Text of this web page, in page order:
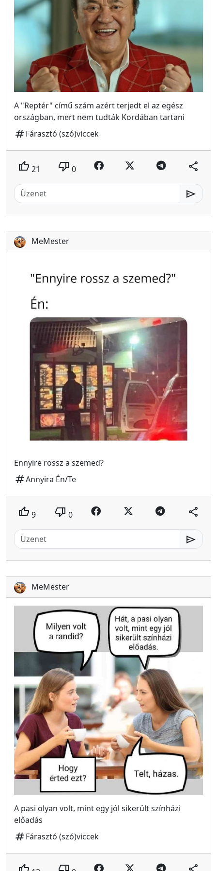
A "Reptér" című szám azért terjedt el az egész
országban, mert nem tudták Kordában tartani
tagFárasztó (szó)viccek
thumb_up 21 thumb_down 0 share
send
MeMester
Ennyire rossz a szemed?
tagAnnyira Én/Te
thumb_up 9 thumb_down 0 share
send
MeMester
A pasi olyan volt, mint egy jól sikerült színházi
előadás
tagFárasztó (szó)viccek